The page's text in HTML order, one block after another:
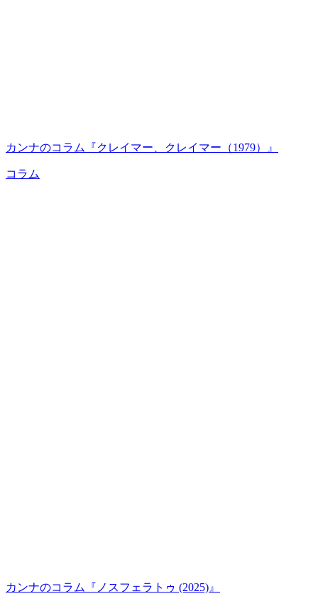
カンナのコラム『クレイマー、クレイマー（1979）』
コラム
カンナのコラム『ノスフェラトゥ (2025)』